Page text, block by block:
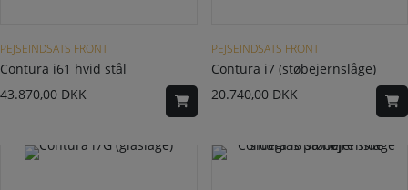
PEJSEINDSATS FRONT
Contura i61 hvid stål
43.870,00 DKK
PEJSEINDSATS FRONT
Contura i7 (støbejernslåge)
20.740,00 DKK